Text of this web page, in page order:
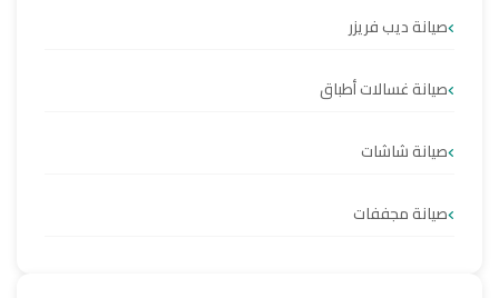
صيانة ديب فريزر
صيانة غسالات أطباق
صيانة شاشات
صيانة مجففات